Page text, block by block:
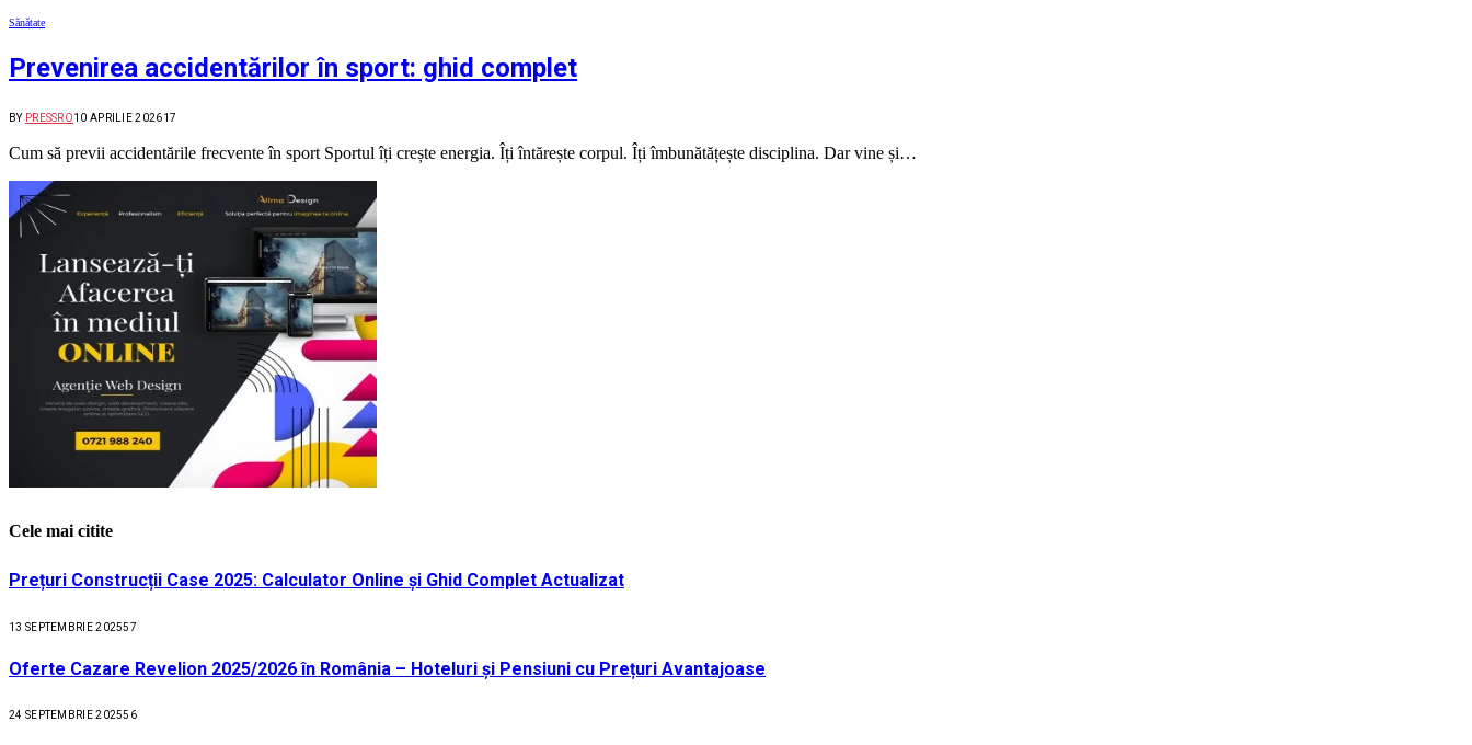
Sănătate
Prevenirea accidentărilor în sport: ghid complet
BY PRESSRO10 APRILIE 202617
Cum să previi accidentările frecvente în sport Sportul îți crește energia. Îți întărește corpul. Îți îmbunătățește disciplina. Dar vine și…
Cele mai citite
Prețuri Construcții Case 2025: Calculator Online și Ghid Complet Actualizat
13 SEPTEMBRIE 202557
Oferte Cazare Revelion 2025/2026 în România – Hoteluri și Pensiuni cu Prețuri Avantajoase
24 SEPTEMBRIE 202556